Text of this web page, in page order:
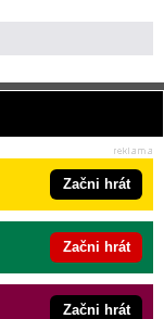
Začni hrát
Začni hrát
Začni hrát